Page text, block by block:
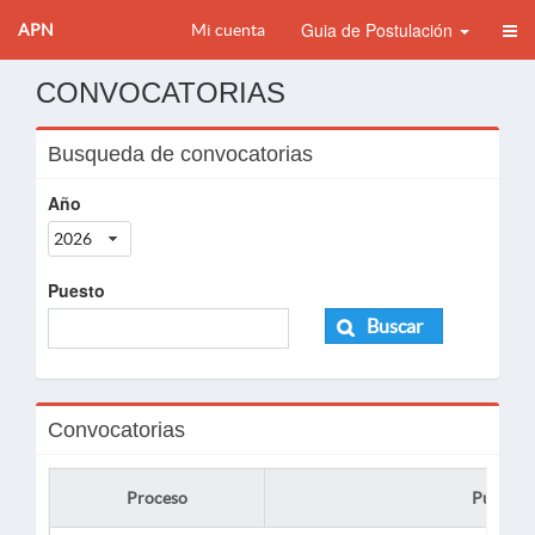
APN Mi cuenta Guia de Postulación
CONVOCATORIAS
Busqueda de convocatorias
Año
2026
Puesto
Buscar
Convocatorias
Proceso Puesto